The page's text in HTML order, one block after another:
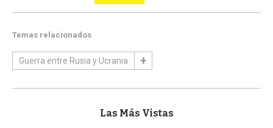
Temas relacionados
Guerra entre Rusia y Ucrania
Las Más Vistas